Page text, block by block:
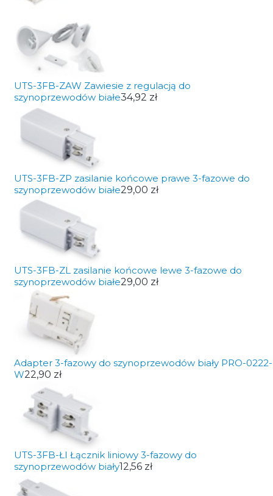
UTS-3FB-ZAW Zawiesie z regulacją do
szynoprzewodów białe34,92 zł
UTS-3FB-ZP zasilanie końcowe prawe 3-fazowe do
szynoprzewodów białe29,00 zł
UTS-3FB-ZL zasilanie końcowe lewe 3-fazowe do
szynoprzewodów białe29,00 zł
Adapter 3-fazowy do szynoprzewodów biały PRO-0222-
W22,90 zł
UTS-3FB-ŁI Łącznik liniowy 3-fazowy do
szynoprzewodów biały12,56 zł